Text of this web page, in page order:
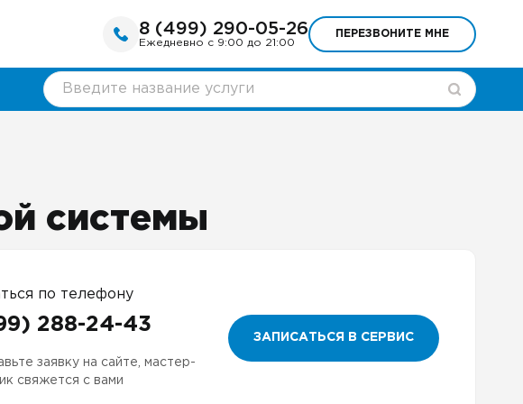
8 (499) 290-05-26
Ежедневно с 9:00 до 21:00
ПЕРЕЗВОНИТЕ МНЕ
системы
по телефону
288-24-43
заявку на сайте, мастер-
свяжется с вами
ЗАПИСАТЬСЯ В СЕРВИС